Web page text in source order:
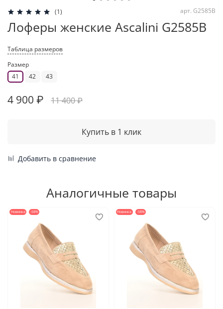
(1) арт. G2585B
Лоферы женские Ascalini G2585B
Таблица размеров
Размер
41
42 43
4 900 ₽ 11 400 ₽
Купить в 1 клик
Добавить в сравнение
Аналогичные товары
Новинка -58% Новинка -58%